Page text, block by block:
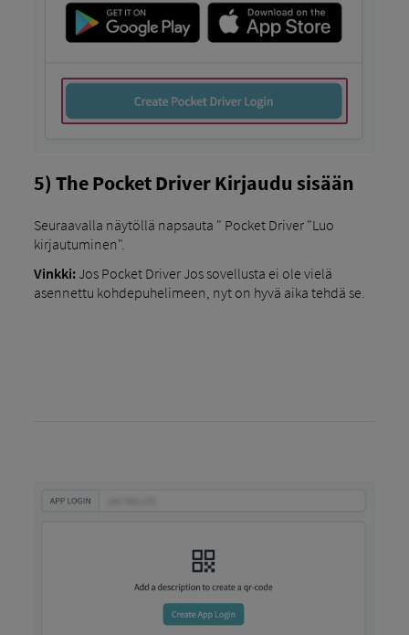
5) The Pocket Driver Kirjaudu sisään
Seuraavalla näytöllä napsauta " Pocket Driver "Luo
kirjautuminen".
Vinkki:Jos Pocket Driver Jos sovellusta ei ole vielä
asennettu kohdepuhelimeen, nyt on hyvä aika tehdä se.